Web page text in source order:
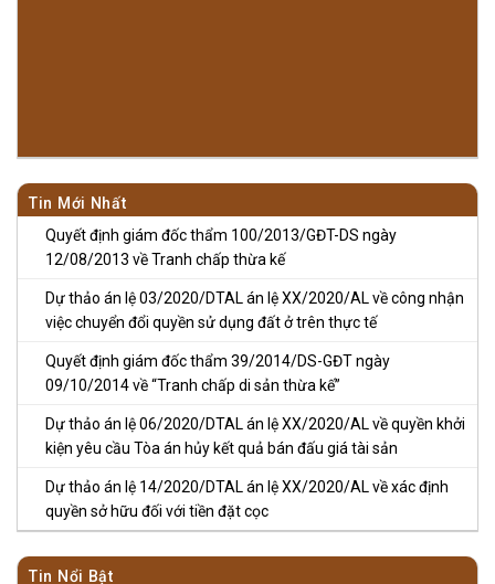
Tin Mới Nhất
Quyết định giám đốc thẩm 100/2013/GĐT-DS ngày
12/08/2013 về Tranh chấp thừa kế
Dự thảo án lệ 03/2020/DTAL án lệ XX/2020/AL về công nhận
việc chuyển đổi quyền sử dụng đất ở trên thực tế
Quyết định giám đốc thẩm 39/2014/DS-GĐT ngày
09/10/2014 về “Tranh chấp di sản thừa kế”
Dự thảo án lệ 06/2020/DTAL án lệ XX/2020/AL về quyền khởi
kiện yêu cầu Tòa án hủy kết quả bán đấu giá tài sản
Dự thảo án lệ 14/2020/DTAL án lệ XX/2020/AL về xác định
quyền sở hữu đối với tiền đặt cọc
Tin Nổi Bật